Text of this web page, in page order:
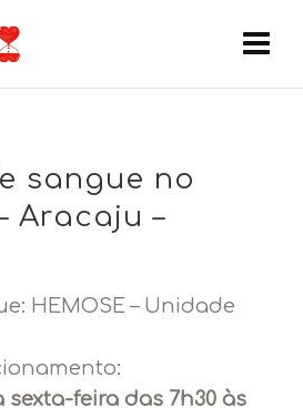
sangue no
Aracaju –
HEMOSE – Unidade
sexta-feira das 7h30 às